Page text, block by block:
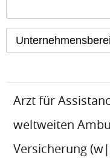
Arzt für
weltweiten
Versicherung